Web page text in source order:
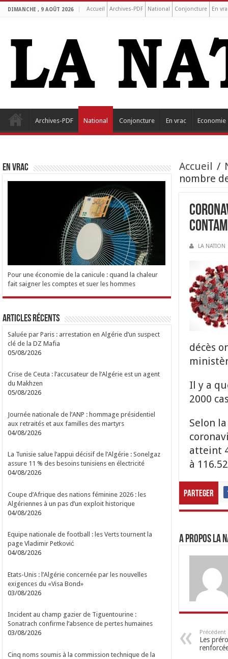
DIMANCHE , 9 AOÛT 2026 Accueil Archives-PDF National Conjoncture En
Archives-PDF National Conjoncture En vrac Economie
Accueil /
nombre
LA NATION
décès
Il y a
2000
Selon
atteint
à
Parteger
A propos LA
Précédent
Les
EN VRAC
Pour une économie de la canicule : quand la chaleur
fait saigner les comptes et suer les hommes
Articles Récents
Saluée par Paris : arrestation en Algérie d’un suspect
clé de la DZ Mafia
05/08/2026
Crise de Ceuta : l’accusateur de l’Algérie est un agent
du Makhzen
05/08/2026
Journée nationale de l’ANP : hommage présidentiel
aux retraités et aux familles des martyrs
04/08/2026
La Tunisie salue l’appui décisif de l’Algérie : Sonelgaz
assure 11 % des besoins tunisiens en électricité
04/08/2026
Coupe d’Afrique des nations féminine 2026 : les
Algériennes à un pas d’un exploit historique
04/08/2026
Equipe nationale de football : les Verts tournent la
page Vladimir Petković
04/08/2026
Etats-Unis : l’Algérie concernée par les nouvelles
exigences du «Visa Bond»
03/08/2026
Incident au champ gazier de Tiguentourine :
Sonatrach confirme l’absence de pertes humaines
03/08/2026
Cinq noms soumis à la commission technique de la